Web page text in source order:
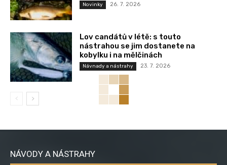
Novinky 26. 7. 2026
Lov candátů v létě: s touto
nástrahou se jim dostanete na
kobylku i na mělčinách
Návnady a nástrahy 23. 7. 2026
NÁVODY A NÁSTRAHY